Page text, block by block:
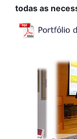
todas as